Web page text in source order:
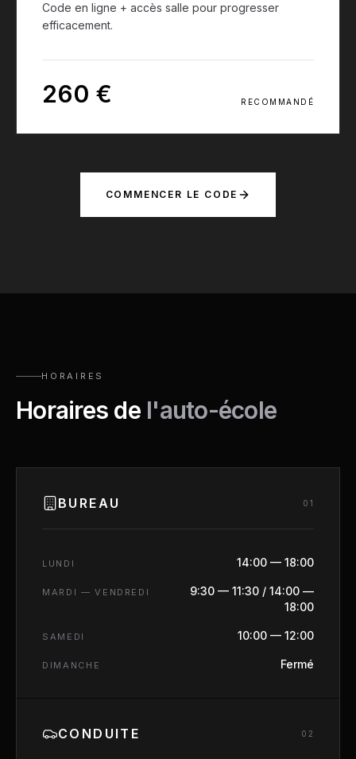
Code en ligne + accès salle pour progresser
efficacement.
260 € RECOMMANDÉ
COMMENCER LE CODE
HORAIRES
Horaires de l'auto-école
BUREAU 0 1
LUNDI 14:00 — 18:00
MARDI — VENDREDI
9:30 — 11:30 / 14:00 —
18:00
SAMEDI 10:00 — 12:00
DIMANCHE Fermé
CONDUITE 0 2